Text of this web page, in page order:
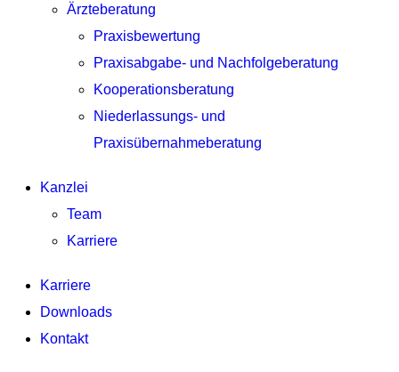
Ärzteberatung
Praxisbewertung
Praxisabgabe- und Nachfolgeberatung
Kooperationsberatung
Niederlassungs- und
Praxisübernahmeberatung
Kanzlei
Team
Karriere
Karriere
Downloads
Kontakt